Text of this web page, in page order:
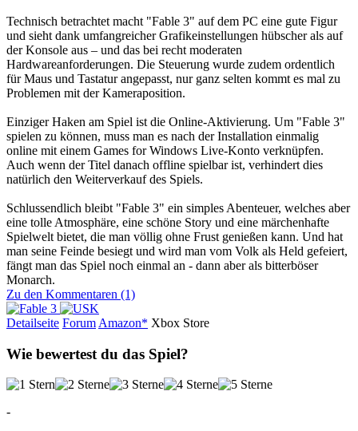
Technisch betrachtet macht "Fable 3" auf dem PC eine gute Figur
und sieht dank umfangreicher Grafikeinstellungen hübscher als auf
der Konsole aus – und das bei recht moderaten
Hardwareanforderungen. Die Steuerung wurde zudem ordentlich
für Maus und Tastatur angepasst, nur ganz selten kommt es mal zu
Problemen mit der Kameraposition.
Einziger Haken am Spiel ist die Online-Aktivierung. Um "Fable 3"
spielen zu können, muss man es nach der Installation einmalig
online mit einem Games for Windows Live-Konto verknüpfen.
Auch wenn der Titel danach offline spielbar ist, verhindert dies
natürlich den Weiterverkauf des Spiels.
Schlussendlich bleibt "Fable 3" ein simples Abenteuer, welches aber
eine tolle Atmosphäre, eine schöne Story und eine märchenhafte
Spielwelt bietet, die man völlig ohne Frust genießen kann. Und hat
man seine Feinde besiegt und wird man vom Volk als Held gefeiert,
fängt man das Spiel noch einmal an - dann aber als bitterböser
Monarch.
Zu den Kommentaren (1)
Detailseite Forum Amazon* Xbox Store
Wie bewertest du das Spiel?
-